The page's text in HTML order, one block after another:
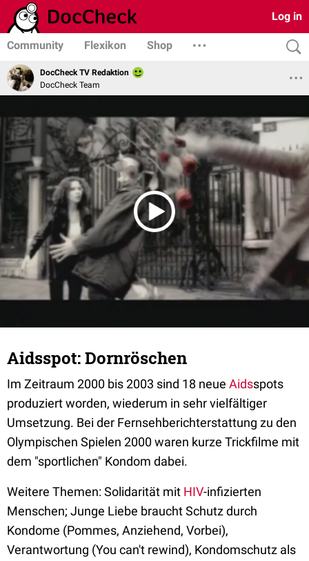
Log in
Community Flexikon Shop
DocCheck TV Redaktion
DocCheck Team
Aidsspot: Dornröschen
Im Zeitraum 2000 bis 2003 sind 18 neue Aidsspots
produziert worden, wiederum in sehr vielfältiger
Umsetzung. Bei der Fernsehberichterstattung zu den
Olympischen Spielen 2000 waren kurze Trickfilme mit
dem "sportlichen" Kondom dabei.
Weitere Themen: Solidarität mit HIV-infizierten
Menschen; Junge Liebe braucht Schutz durch
Kondome (Pommes, Anziehend, Vorbei),
Verantwortung (You can't rewind), Kondomschutz als